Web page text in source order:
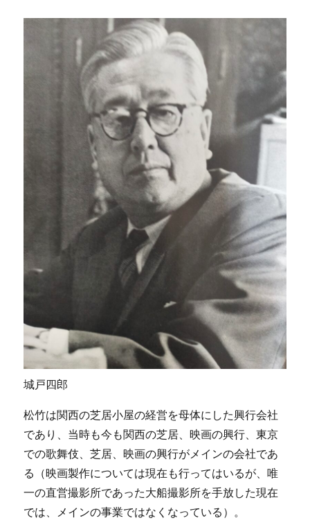
城戸四郎
松竹は関西の芝居小屋の経営を母体にした興行会社
であり、当時も今も関西の芝居、映画の興行、東京
での歌舞伎、芝居、映画の興行がメインの会社であ
る（映画製作については現在も行ってはいるが、唯
一の直営撮影所であった大船撮影所を手放した現在
では、メインの事業ではなくなっている）。